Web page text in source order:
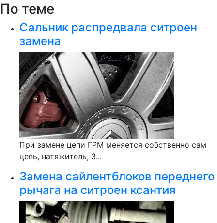
По теме
Сальник распредвала ситроен
замена
При замене цепи ГРМ меняется собственно сам
цепь, натяжитель, 3...
Замена сайлентблоков переднего
рычага на ситроен ксантия